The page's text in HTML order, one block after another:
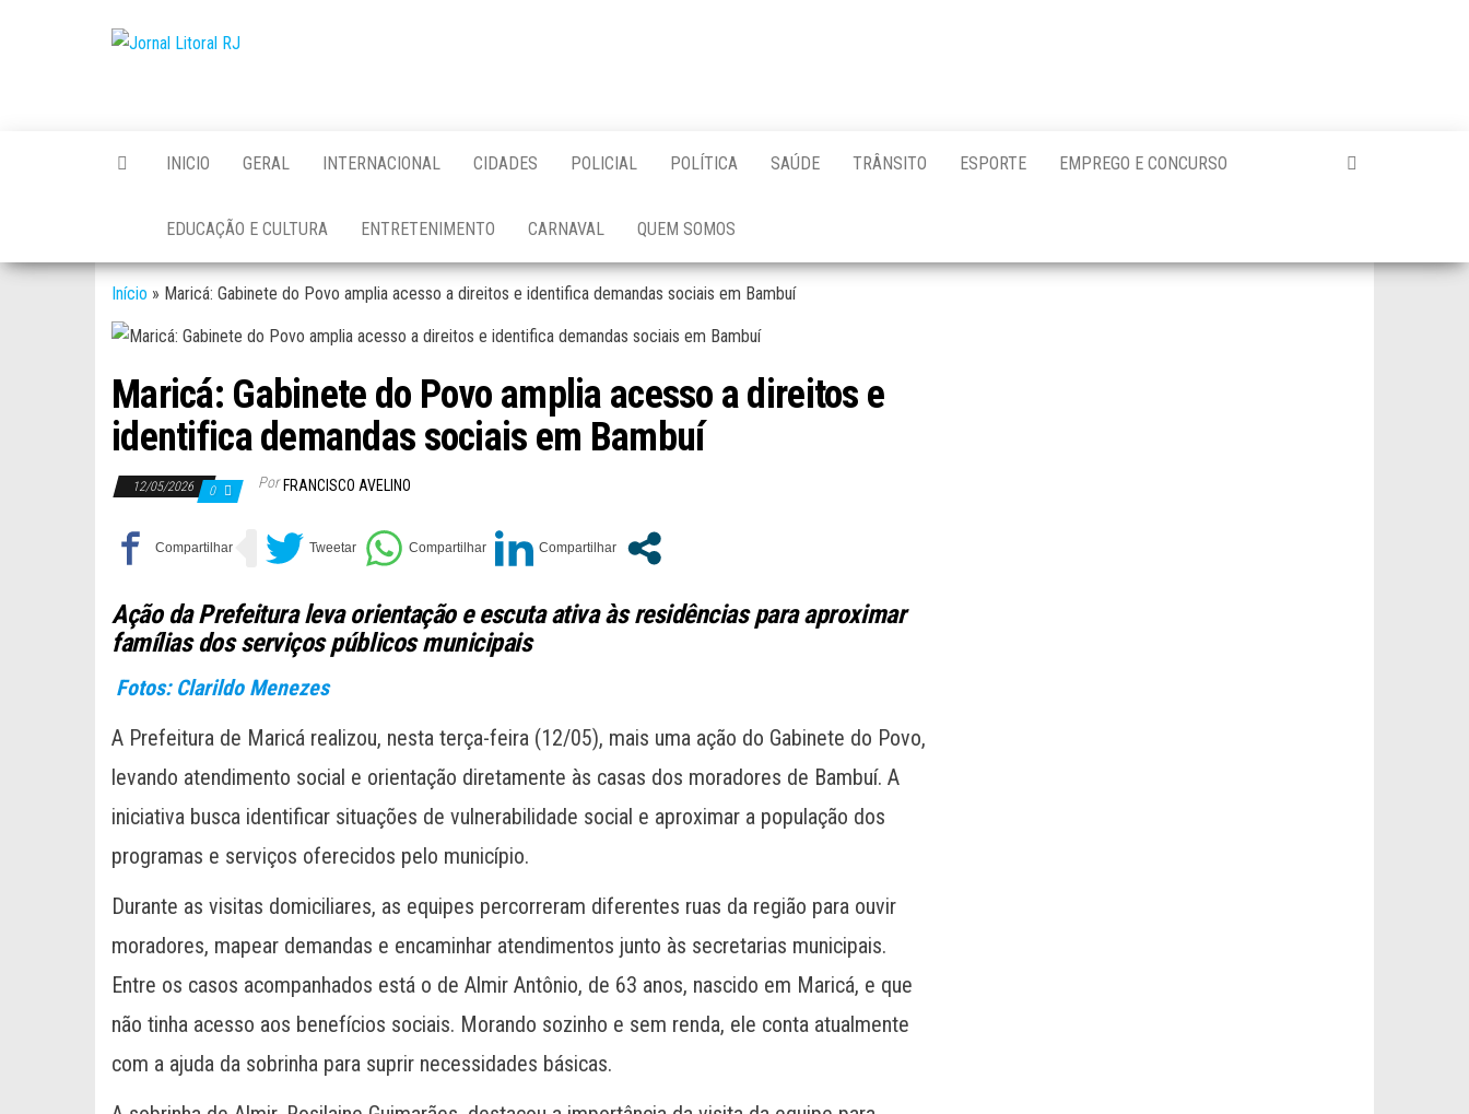
INICIO GERAL INTERNACIONAL CIDADES POLICIAL POLÍTICA SAÚDE TRÂNSITO ESPORTE EMPREGO E CONCURSO
EDUCAÇÃO E CULTURA ENTRETENIMENTO CARNAVAL QUEM SOMOS
Início » Maricá: Gabinete do Povo amplia acesso a direitos e identifica demandas sociais em Bambuí
Maricá: Gabinete do Povo amplia acesso a direitos e
identifica demandas sociais em Bambuí
12/05/2026 0 Por FRANCISCO AVELINO
Ação da Prefeitura leva orientação e escuta ativa às residências para aproximar
famílias dos serviços públicos municipais
Fotos: Clarildo Menezes
A Prefeitura de Maricá realizou, nesta terça-feira (12/05), mais uma ação do Gabinete do Povo,
levando atendimento social e orientação diretamente às casas dos moradores de Bambuí. A
iniciativa busca identificar situações de vulnerabilidade social e aproximar a população dos
programas e serviços oferecidos pelo município.
Durante as visitas domiciliares, as equipes percorreram diferentes ruas da região para ouvir
moradores, mapear demandas e encaminhar atendimentos junto às secretarias municipais.
Entre os casos acompanhados está o de Almir Antônio, de 63 anos, nascido em Maricá, e que
não tinha acesso aos benefícios sociais. Morando sozinho e sem renda, ele conta atualmente
com a ajuda da sobrinha para suprir necessidades básicas.